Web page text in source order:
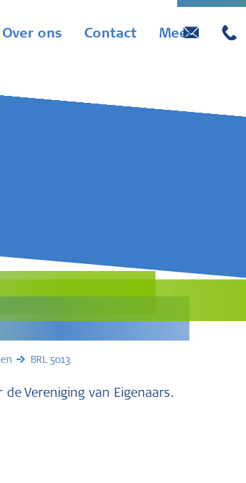
Over ons Contact Meer
BRL 5013
de Vereniging van Eigenaars.